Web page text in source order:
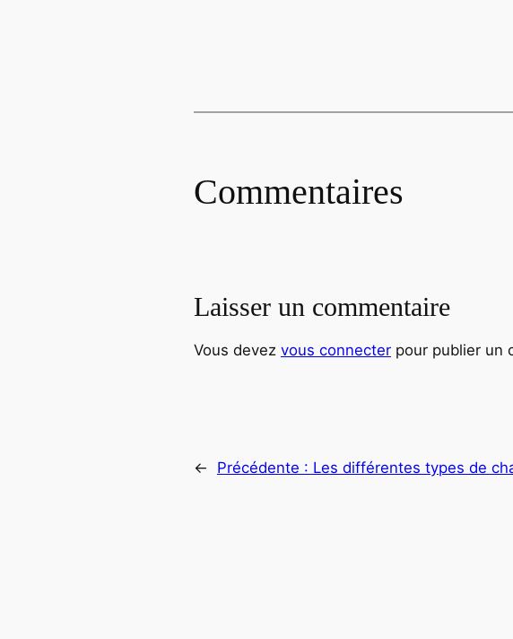
Commentaires
Laisser un commentaire
Vous devez vous connecter pour publier un
← Précédente : Les différentes types de